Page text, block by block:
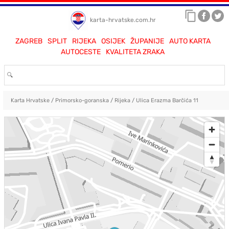
karta-hrvatske.com.hr
ZAGREB SPLIT RIJEKA OSIJEK ŽUPANIJE
AUTO KARTA
AUTOCESTE
KVALITETA ZRAKA
Karta Hrvatske/ Primorsko-goranska/ Rijeka/ Ulica Erazma Barčića 11